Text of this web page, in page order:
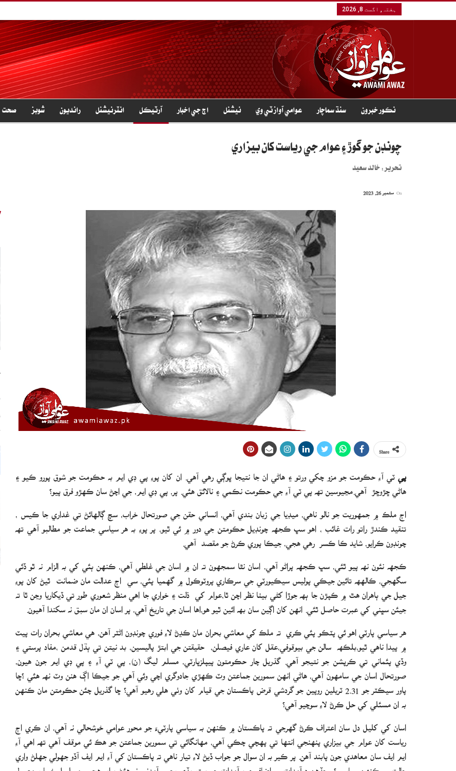
ہفتہ, اگست 8, 2026
نڪور خبرون سنڌ سماچار عوامي آواز ٽي وي نيشنل اڄ جي اخبار آرٽيڪل انٽرنيشنل رانديون شوبز صحت
چونڊن جو گوڙ ۽ عوام جي رياست کان بيزاري
تحرير: خالد سعيد
ٽي آءِ حڪومت جو مزو چکي ورتو ۽ هاڻي ان جا نتيجا ڀوڳي رهي آهي. ان کان پوءِ پي ڊي ايم به حڪومت جو شوق پورو ڪيو ۽
هاڻي ڇڙوڇڙ آهي.مڃيوسين تھ پي ٽي آءِ جي حڪومت نڪمي ۽ نالائق ھئي. پر، پي ڊي ايم، جي اچڻ سان ڪهڙو فرق پيو؟
اڄ ملڪ ۾ جمهوريت جو نالو ناهي، ميڊيا جي زبان بندي آهي، انساني حقن جي صورتحال خراب، سچ ڳالهائڻ تي غداري جا ڪيس ،
تنقيد ڪندڙ راتو رات غائب ، اهو سڀ ڪجهه چونڊيل حڪومتن جي دور ۾ ئي ٿيو، پر پوءِ به هر سياسي جماعت جو مطالبو آھي تھ
چونڊون ڪرايو، شايد ڪا ڪسر رهي ھجي، جيڪا پوري ڪرڻ جو مقصد آهي.
ڪجھه نئون نھ پيو ٿئي، سڀ ڪجهه پراڻو آهي، اسان نٿا سمجهون ته ان ۾ اسان جي غلطي آهي، ڪنهن ٻئي کي به الزام نه ٿو ڏئي
سگهجي، ڪالهھ تائين جيڪي پوليس سيڪيورٽي جي سرڪاري پروٽوڪول ۾ گھميا پئي، سي اڄ عدالت مان ضمانت ٿيڻ کان پوءِ
جيل جي ٻاهران هٿ ۾ ڪپڙن جا ٻھ جوڙا کڻي بيٺا نظر اچن ٿا،عوام کي ذلت ۽ خواري جا اهي منظر شعوري طور تي ڏيکاريا وڃن ٿا ته
جيئن سڀني کي عبرت حاصل ٿئي. انهن کان اڳين سان بھ ائين ٿيو ھو،اھا اسان جي تاريخ آهي، پر اسان ان مان سبق نه سکندا آهيون.
هر سياسي پارٽي اهو ئي پٽڪو پئي ڪري ته ملڪ کي معاشي بحران مان ڪڍڻ لاءِ فوري چونڊون اڻٽر آهن، هي معاشي بحران رات پيٽ
۾ پيدا ناھي ٿيو،بلڪھ سالن جي بيوقوفي،عقل کان عاري فيصلن، حقيقتن جي ابتڙ پاليسين، بد نيتن تي ٻڌل قدمن ،مفاد پرستي ۽
وڏي پئماني تي ڪرپشن جو نتيجو آهي. گذريل چار حڪومتون پيپلزپارٽي، مسلم ليگ (ن)، پي ٽي آءِ ۽ پي ڊي ايم جون هيون،
صورتحال اسان جي سامهون آهي، ھاڻي انھن سمورين جماعتن وٽ ڪھڙي جادوگري اچي وئي آھي جو جيڪا اڳ ھنن وٽ نھ ھئي ؟ڇا
پاور سيڪٽر جو 2.31 ٽريلين روپين جو گردشي قرض پاڪستان جي قيام کان وٺي هلي رهيو آهي؟ ڇا گذريل چئن حڪومتن مان ڪنهن
به ان مسئلي کي حل ڪرڻ لاءِ سوچيو آهي؟
اسان کي کليل دل سان اعتراف ڪرڻ گهرجي ته پاڪستان ۾ ڪنهن به سياسي پارٽيءَ جو محور عوامي خوشحالي نه آهي، ان ڪري اڄ
رياست کان عوام جي بيزاري پنهنجي انتها تي پهچي چڪي آهي، مھانگائي تي سمورين جماعتن جو ھڪ ئي موقف آھي تھ اھي آءِ
ايم ايف سان معاهدي جون پابند آھن. پر ڪير به ان سوال جو جواب ڏيڻ لاءِ تيار ناهي ته پاڪستان کي آءِ ايم ايف آڏو جهولي جھلڻ واري
حالت ۾ ڪنھن رسايو ؟ جڏهن درآمدات ۾ اضافو ۽ برآمدات جو ٻيڙو ٻڏي وڃي، آمدني نه هئڻ برابر هجي، مسلسل خسارو معمول